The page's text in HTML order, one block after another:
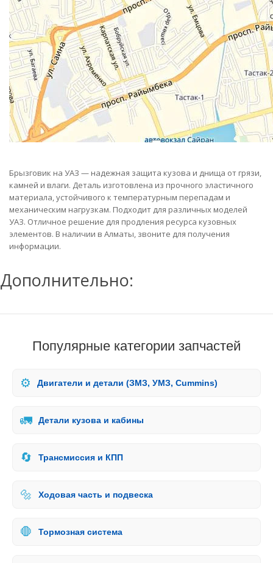
Брызговик на УАЗ — надежная защита кузова и днища от грязи,
камней и влаги. Деталь изготовлена из прочного эластичного
материала, устойчивого к температурным перепадам и
механическим нагрузкам. Подходит для различных моделей
УАЗ. Отличное решение для продления ресурса кузовных
элементов. В наличии в Алматы, звоните для получения
информации.
Дополнительно:
Популярные категории запчастей
⚙️ Двигатели и детали (ЗМЗ, УМЗ, Cummins)
🚛 Детали кузова и кабины
🔄 Трансмиссия и КПП
🔩 Ходовая часть и подвеска
🛑 Тормозная система